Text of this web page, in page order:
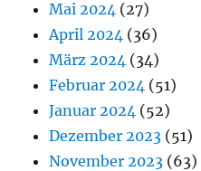
Mai 2024 (27)
April 2024 (36)
März 2024 (34)
Februar 2024 (51)
Januar 2024 (52)
Dezember 2023 (51)
November 2023 (63)